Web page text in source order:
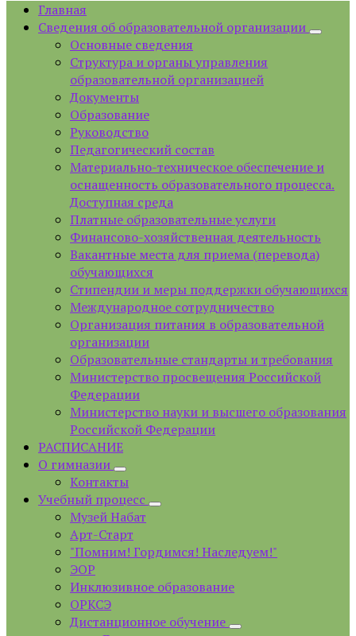
Главная
Сведения об образовательной организации
Основные сведения
Структура и органы управления
образовательной организацией
Документы
Образование
Руководство
Педагогический состав
Материально-техническое обеспечение и
оснащенность образовательного процесса.
Доступная среда
Платные образовательные услуги
Финансово-хозяйственная деятельность
Вакантные места для приема (перевода)
обучающихся
Стипендии и меры поддержки обучающихся
Международное сотрудничество
Организация питания в образовательной
организации
Образовательные стандарты и требования
Министерство просвещения Российской
Федерации
Министерство науки и высшего образования
Российской Федерации
РАСПИСАНИЕ
О гимназии
Контакты
Учебный процесс
Музей Набат
Арт-Старт
"Помним! Гордимся! Наследуем!"
ЭОР
Инклюзивное образование
ОРКСЭ
Дистанционное обучение